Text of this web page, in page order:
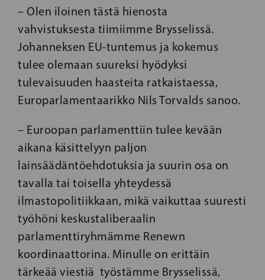
– Olen iloinen tästä hienosta
vahvistuksesta tiimiimme Brysselissä.
Johanneksen EU-tuntemus ja kokemus
tulee olemaan suureksi hyödyksi
tulevaisuuden haasteita ratkaistaessa,
Europarlamentaarikko Nils Torvalds sanoo.
– Euroopan parlamenttiin tulee kevään
aikana käsittelyyn paljon
lainsäädäntöehdotuksia ja suurin osa on
tavalla tai toisella yhteydessä
ilmastopolitiikkaan, mikä vaikuttaa suuresti
työhöni keskustaliberaalin
parlamenttiryhmämme Renewn
koordinaattorina. Minulle on erittäin
tärkeää viestiä työstämme Brysselissä,